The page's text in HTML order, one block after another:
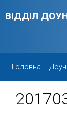
ВІДДІЛ
Головна